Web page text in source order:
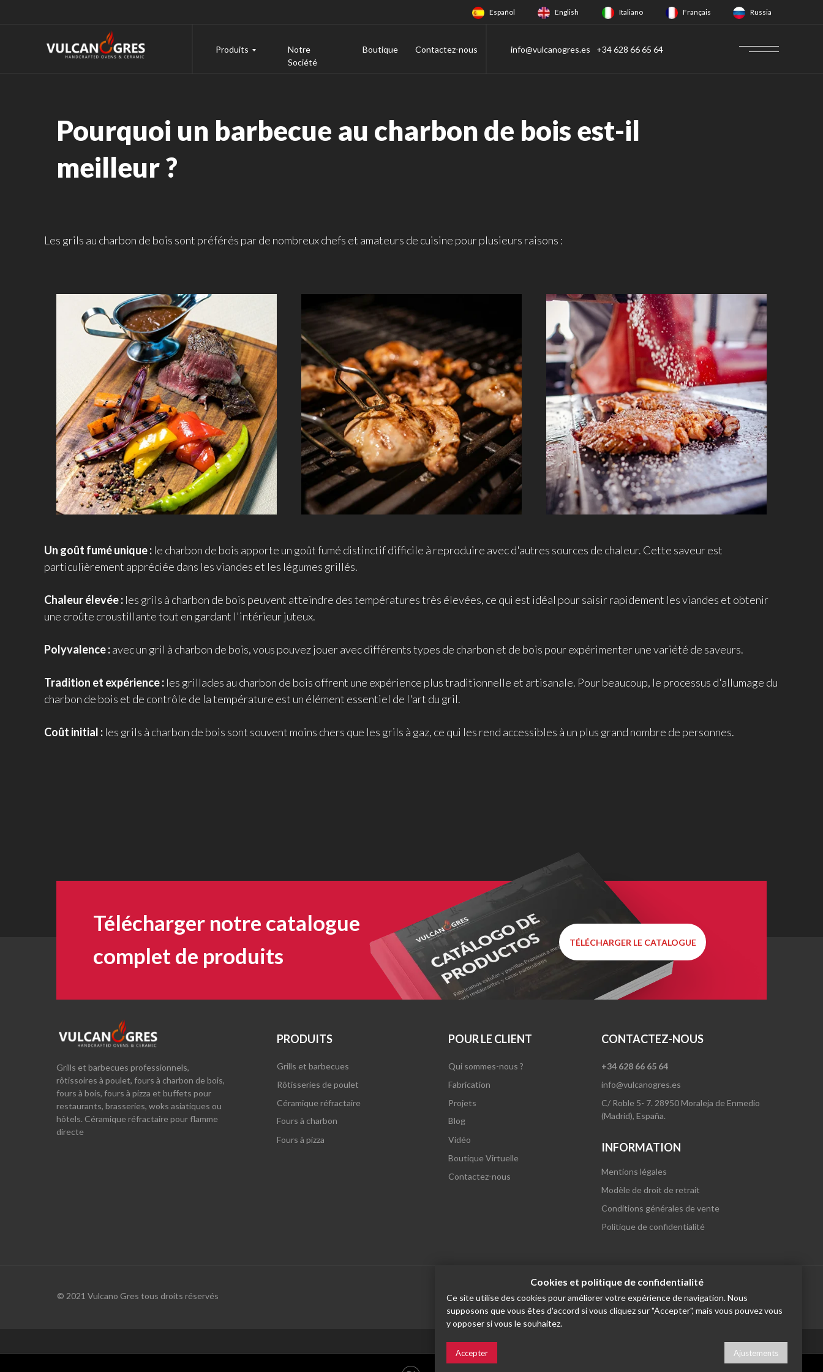
Español English Italiano Français Russia
Produits
Notre
Société
Boutique Contactez-nous info@vulcanogres.es +34 628 66 65 64
Pourquoi un barbecue au charbon de bois est-il
meilleur ?
Les grils au charbon de bois sont préférés par de nombreux chefs et amateurs de cuisine pour plusieurs raisons :
Un goût fumé unique : le charbon de bois apporte un goût fumé distinctif difficile à reproduire avec d'autres sources de chaleur. Cette saveur est
particulièrement appréciée dans les viandes et les légumes grillés.
Chaleur élevée : les grils à charbon de bois peuvent atteindre des températures très élevées, ce qui est idéal pour saisir rapidement les viandes et obtenir
une croûte croustillante tout en gardant l'intérieur juteux.
Polyvalence :avec un gril à charbon de bois, vous pouvez jouer avec différents types de charbon et de bois pour expérimenter une variété de saveurs.
Tradition et expérience : les grillades au charbon de bois offrent une expérience plus traditionnelle et artisanale. Pour beaucoup, le processus d'allumage du
charbon de bois et de contrôle de la température est un élément essentiel de l'art du gril.
Coût initial : les grils à charbon de bois sont souvent moins chers que les grils à gaz, ce qui les rend accessibles à un plus grand nombre de personnes.
Télécharger notre catalogue
complet de produits
TÉLÉCHARGER LE CATALOGUE
Grills et barbecues professionnels,
rôtissoires à poulet, fours à charbon de bois,
fours à bois, fours à pizza et buffets pour
restaurants, brasseries, woks asiatiques ou
hôtels. Céramique réfractaire pour flamme
directe
Grills et barbecues
Rôtisseries de poulet
Céramique réfractaire
Fours à charbon
PRODUITS
Fours à pizza
© 2021 Vulcano Gres tous droits réservés
Politique de confidentialité
Qui sommes-nous ?
Fabrication
Projets
Blog
POUR LE CLIENT
Vidéo
+34 628 66 65 64
info@vulcanogres.es
C/ Roble 5- 7. 28950 Moraleja de Enmedio
(Madrid), España.
CONTACTEZ-NOUS
Boutique Virtuelle
Mentions légales
Modèle de droit de retrait
Conditions générales de vente
INFORMATION
Contactez-nous
Español Russia
Cookies et politique de confidentialité
Ce site utilise des cookies pour améliorer votre expérience de navigation. Nous
supposons que vous êtes d'accord si vous cliquez sur "Accepter", mais vous pouvez vous
y opposer si vous le souhaitez.
Accepter Ajustements